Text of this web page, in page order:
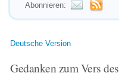
Abonnieren:
Deutsche Version
Gedanken zum Vers